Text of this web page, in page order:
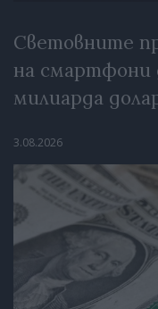
Световните
на смартфони
милиарда
3.08.2026